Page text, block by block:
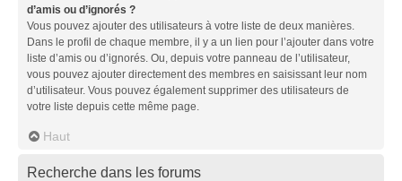
d’amis ou d’ignorés ?
Vous pouvez ajouter des utilisateurs à votre liste de deux manières.
Dans le profil de chaque membre, il y a un lien pour l’ajouter dans votre
liste d’amis ou d’ignorés. Ou, depuis votre panneau de l’utilisateur,
vous pouvez ajouter directement des membres en saisissant leur nom
d’utilisateur. Vous pouvez également supprimer des utilisateurs de
votre liste depuis cette même page.
Haut
Recherche dans les forums